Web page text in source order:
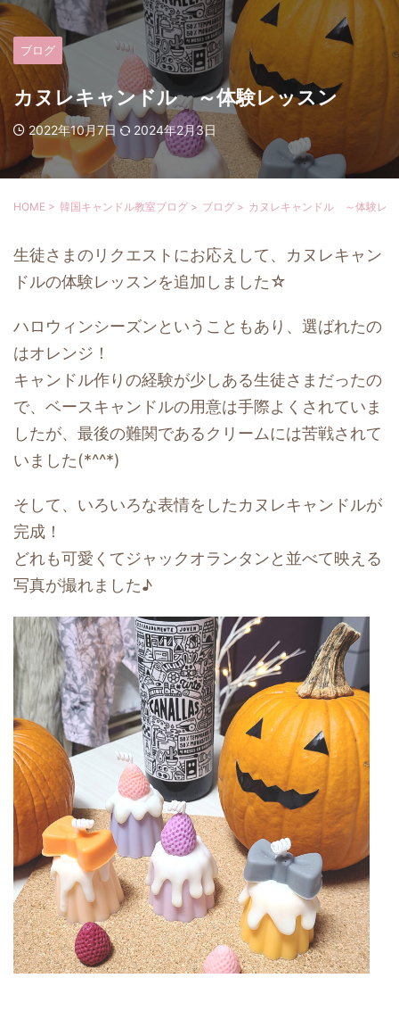
ブログ
カヌレキャンドル ～体験レッスン
2022年10月7日 2024年2月3日
HOME > 韓国キャンドル教室ブログ > ブログ > カヌレキャンドル ～体験レ
生徒さまのリクエストにお応えして、カヌレキャン
ドルの体験レッスンを追加しました☆
ハロウィンシーズンということもあり、選ばれたの
はオレンジ！
キャンドル作りの経験が少しある生徒さまだったの
で、ベースキャンドルの用意は手際よくされていま
したが、最後の難関であるクリームには苦戦されて
いました(*^^*)
そして、いろいろな表情をしたカヌレキャンドルが
完成！
どれも可愛くてジャックオランタンと並べて映える
写真が撮れました♪